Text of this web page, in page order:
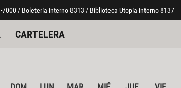
/ Boletería interno 8313 / Biblioteca Utopía interno 8137
CARTELERA